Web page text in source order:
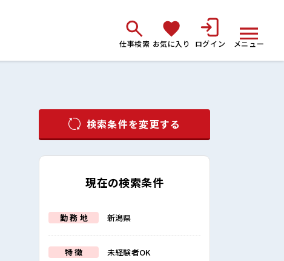
仕事検索 お気に入り ログイン メニュー
検索条件を変更する
現在の検索条件
勤 務 地 新潟県
特 徴 未経験者OK